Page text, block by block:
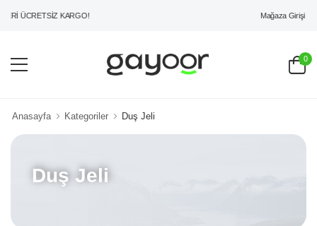
ÜCRETSİZ KARGO! Mağaza Girişi
0
Anasayfa Kategoriler Duş Jeli
Duş Jeli